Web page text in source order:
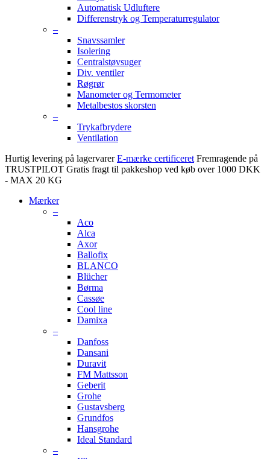
Automatisk Udluftere
Differenstryk og Temperaturregulator
–
Snavssamler
Isolering
Centralstøvsuger
Div. ventiler
Røgrør
Manometer og Termometer
Metalbestos skorsten
–
Trykafbrydere
Ventilation
Hurtig levering på lagervarer E-mærke certificeret Fremragende på
TRUSTPILOT Gratis fragt til pakkeshop ved køb over 1000 DKK
- MAX 20 KG
Mærker
–
Aco
Alca
Axor
Ballofix
BLANCO
Blücher
Børma
Cassøe
Cool line
Damixa
–
Danfoss
Dansani
Duravit
FM Mattsson
Geberit
Grohe
Gustavsberg
Grundfos
Hansgrohe
Ideal Standard
–